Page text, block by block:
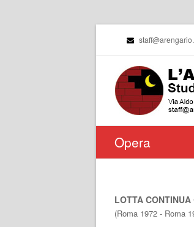
Opera
LOTTA
(Roma 1972 - Roma